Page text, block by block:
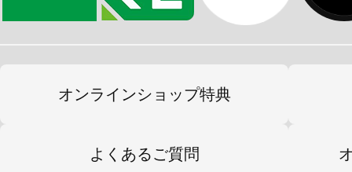
オンラインショップ特典
よくあるご質問